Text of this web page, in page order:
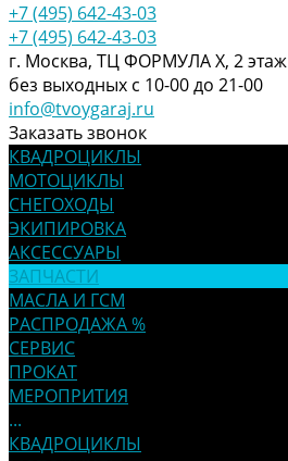
+7 (495) 642-43-03
+7 (495) 642-43-03
г. Москва, ТЦ ФОРМУЛА Х, 2 этаж
без выходных с 10-00 до 21-00
info@tvoygaraj.ru
Заказать звонок
КВАДРОЦИКЛЫ
МОТОЦИКЛЫ
СНЕГОХОДЫ
ЭКИПИРОВКА
АКСЕССУАРЫ
ЗАПЧАСТИ
МАСЛА И ГСМ
РАСПРОДАЖА %
СЕРВИС
ПРОКАТ
МЕРОПРИТИЯ
...
КВАДРОЦИКЛЫ